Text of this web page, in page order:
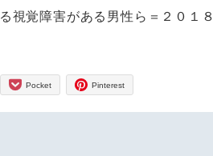
視覚障害がある男性ら＝２０１
Pocket Pinterest